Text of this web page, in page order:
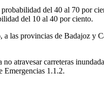
del 40 al 70 por
del 10 al 40 por ciento.
las provincias de Badajoz y
atravesar carreteras
Emergencias 1.1.2.